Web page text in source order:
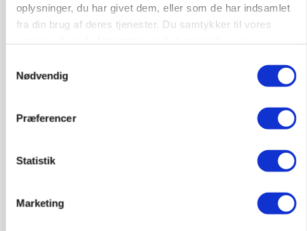
oplysninger, du har givet dem, eller som de har indsamlet
fra din brug af deres tjenester. Du samtykker til vores
Nødvendig
Præferencer
Statistik
Marketing
Før såmaskinen kører: Her er efterårets største
skadedyrsrisici